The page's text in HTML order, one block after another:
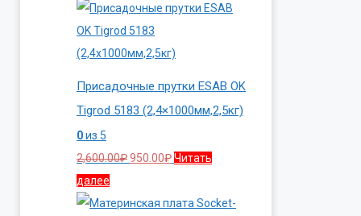
Присадочные прутки ESAB OK
Tigrod 5183 (2,4×1000мм,2,5кг)
0из 5
2,600.00₽Первоначальная
составляла
950.00₽Текущая
950.00₽.
Читать
далее